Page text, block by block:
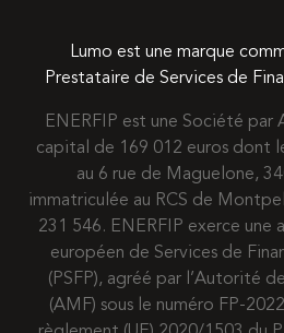
Lumo est une marque
Prestataire de Services de
ENERFIP est une Société par
capital de 169 012 euros dont
au 6 rue de Maguelone,
immatriculée au RCS de
231 546. ENERFIP exerce
européen de Services de
(PSFP), agréé par l’Autorité
(AMF) sous le numéro FP-